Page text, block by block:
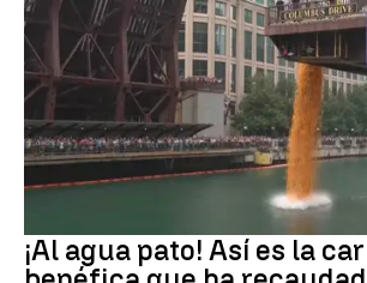
¡Al agua pato! Así es la